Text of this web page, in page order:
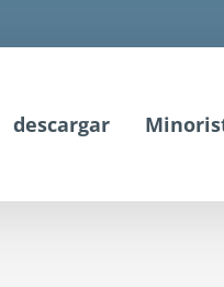
descargar